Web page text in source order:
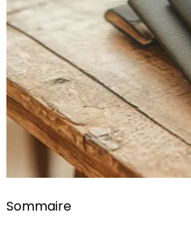
Sommaire